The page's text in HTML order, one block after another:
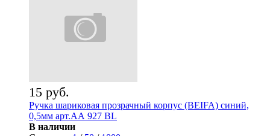
15 руб.
Ручка шариковая прозрачный корпус (BEIFA) синий,
0,5мм арт.АА 927 BL
В наличии